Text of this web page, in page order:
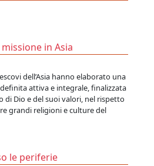
in Asia
dell’Asia hanno elaborato una
attiva e integrale, finalizzata
di Dio e del suoi valori, nel rispetto
grandi religioni e culture del
le periferie